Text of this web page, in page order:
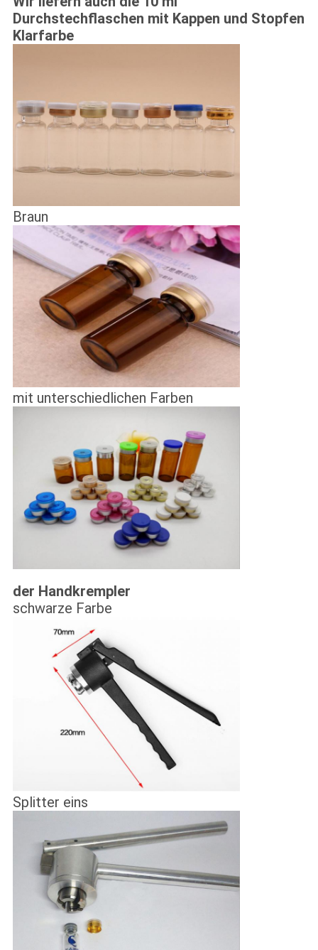
Durchstechflaschen mit Kappen und Stopfen
Klarfarbe
Braun
mit unterschiedlichen Farben
der Handkrempler
schwarze Farbe
Splitter eins